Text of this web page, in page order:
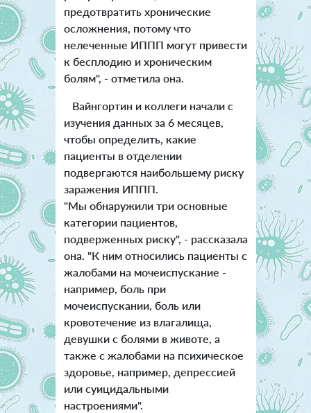
предотвратить хронические
осложнения, потому что
нелеченные ИППП могут привести
к бесплодию и хроническим
болям", - отметила она.
Вайнгортин и коллеги начали с
изучения данных за 6 месяцев,
чтобы определить, какие
пациенты в отделении
подвергаются наибольшему риску
заражения ИППП.
"Мы обнаружили три основные
категории пациентов,
подверженных риску", - рассказала
она. "К ним относились пациенты с
жалобами на мочеиспускание -
например, боль при
мочеиспускании, боль или
кровотечение из влагалища,
девушки с болями в животе, а
также с жалобами на психическое
здоровье, например, депрессией
или суицидальными
настроениями".